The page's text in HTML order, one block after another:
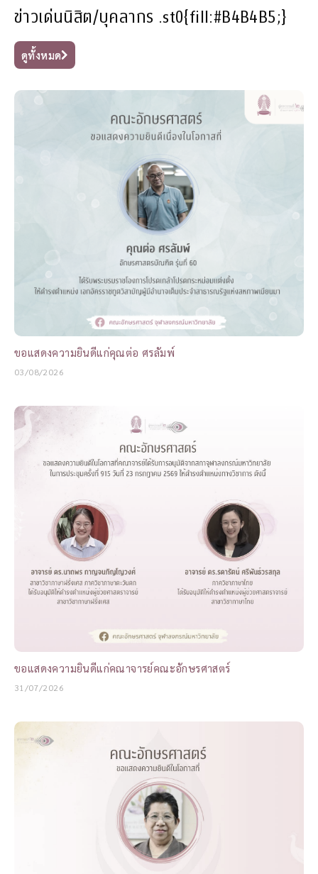
ข่าวเด่นนิสิต/บุคลากร .st0{fill:#B4B4B5;}
ดูทั้งหมด
ขอแสดงความยินดีแก่คุณต่อ ศรลัมพ์
03/08/2026
ขอแสดงความยินดีแก่คณาจารย์คณะอักษรศาสตร์
31/07/2026